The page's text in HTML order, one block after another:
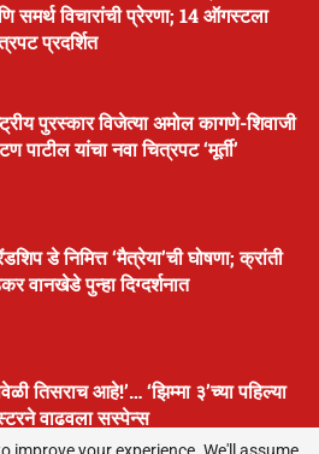
समर्थ विचारांची प्रेरणा; 14 ऑगस्टला
प्रदर्शित
पुरस्कार विजेत्या अमोल कागणे-शिवाजी
पाटील यांचा नवा चित्रपट ‘मूर्ती’
डे निमित्त ‘मैत्रेया’ची घोषणा; क्रांती
वानखेडे पुन्हा दिग्दर्शनात
तिसराच आहे!’… ‘झिम्मा ३’च्या पहिल्या
वाढवला सस्पेन्स